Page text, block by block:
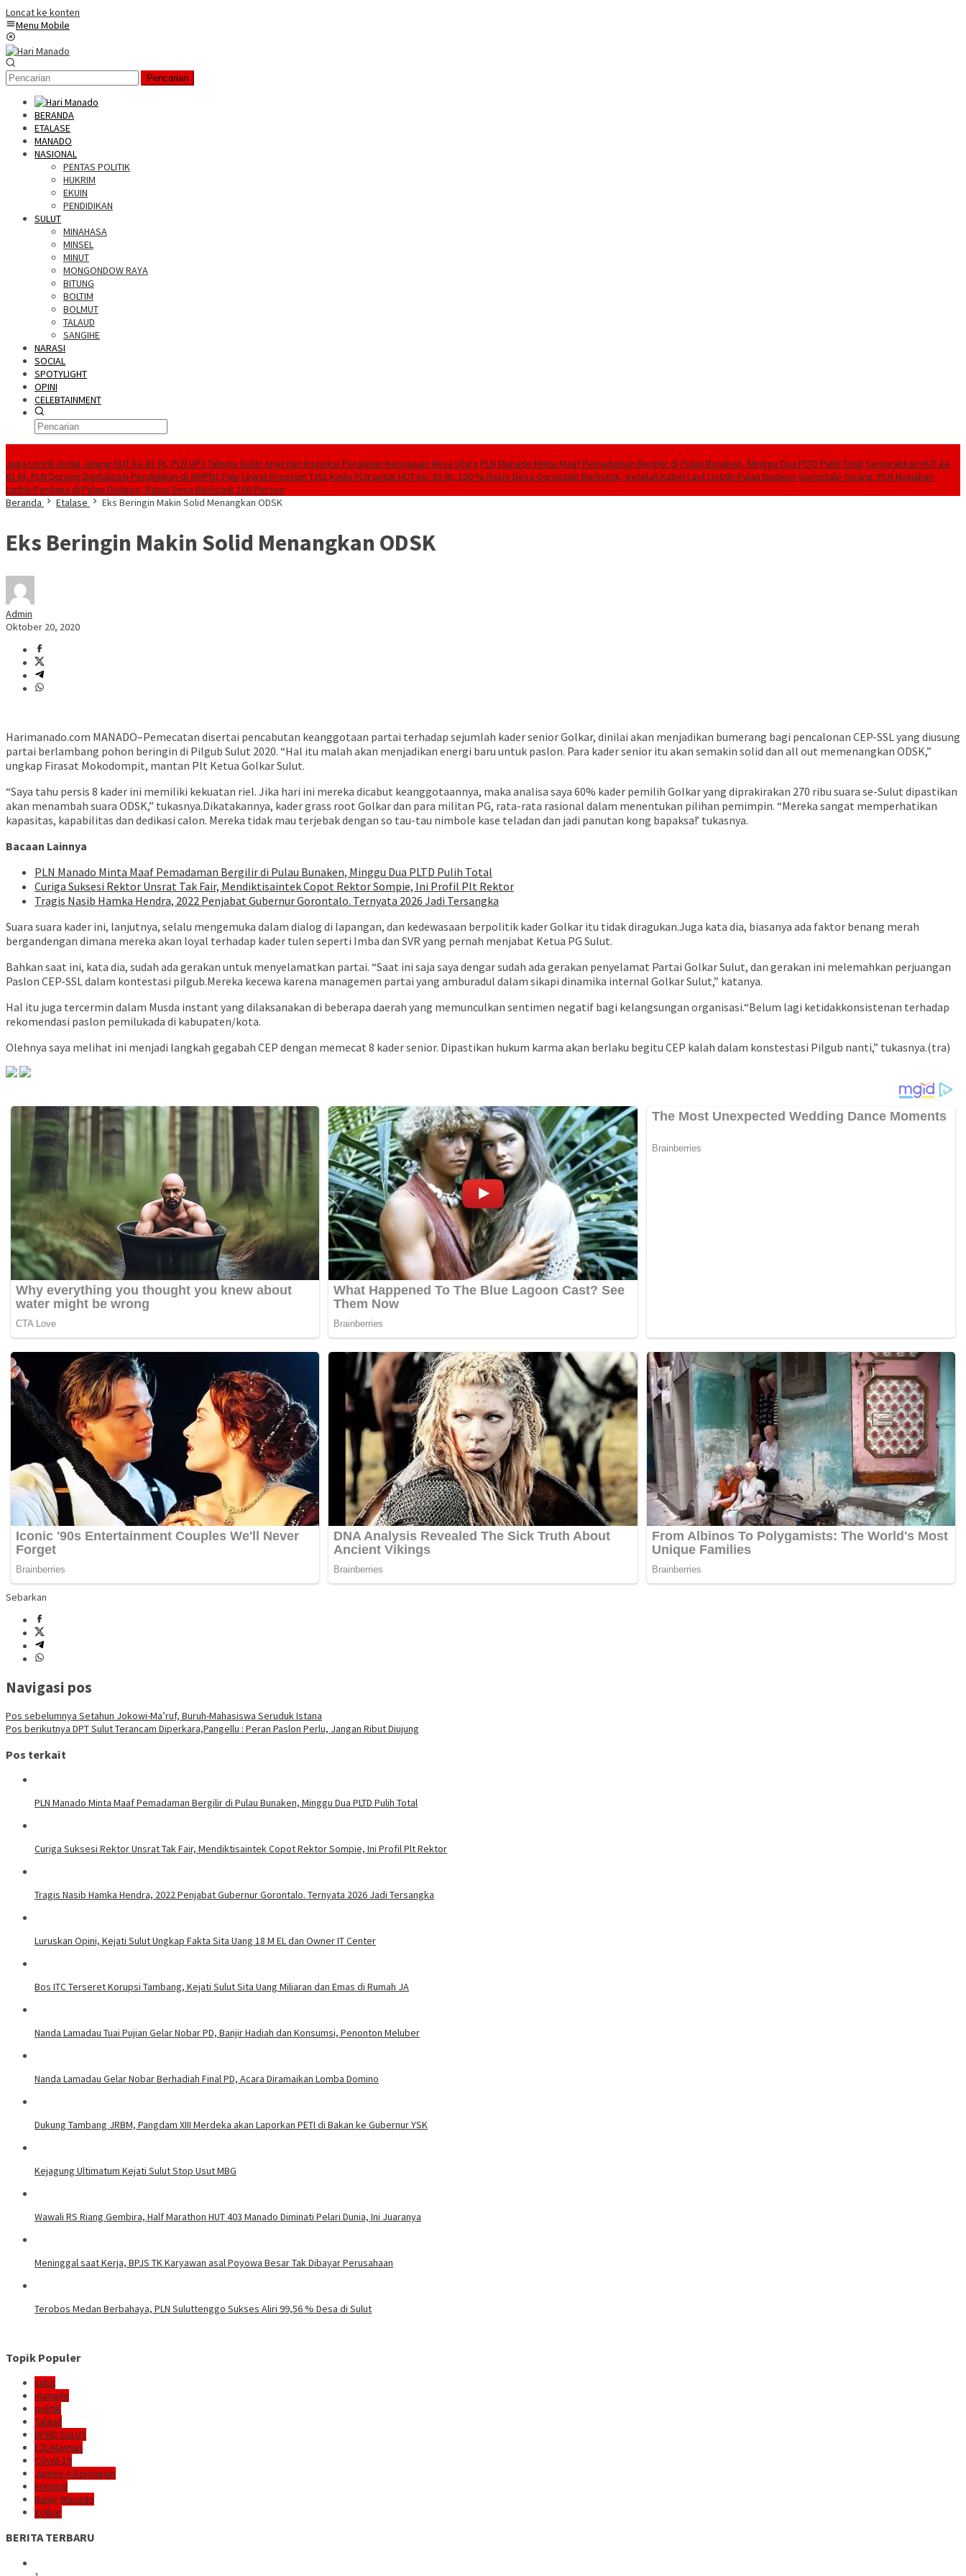
Loncat ke konten
Menu Mobile
Pencarian
BERANDA
ETALASE
MANADO
NASIONAL
PENTAS POLITIK
HUKRIM
EKUIN
PENDIDIKAN
SULUT
MINAHASA
MINSEL
MINUT
MONGONDOW RAYA
BITUNG
BOLTIM
BOLMUT
TALAUD
SANGIHE
NARASI
SOCIAL
SPOTYLIGHT
OPINI
CELEBTAINMENT
Jaga Listrik Andal Jelang HUT ke-81 RI, PLN UP3 Tahuna Gelar Apel dan Inspeksi Peralatan Kepulauan Nusa Utara PLN Manado Minta Maaf Pemadaman Bergilir di Pulau Bunaken, Minggu Dua PLTD Pulih TotalSemarakkan HUT ke
81 RI, PLN Dorong Digitalisasi Pendidikan di SMPN1 Palu Lewat Program TJSLKado PLN untuk HUT ke- 81 RI, 100 % Rasio Desa Gorontalo Berlistrik, Setelah Kabel Laut Listriki Pulau Dudepo Gorontalo Terang. PLN Nyalakan
Listrik Perdana di Pulau Dudepo, Rasio Desa Berlistrik 100 Persen
Beranda
Etalase Eks Beringin Makin Solid Menangkan ODSK
Eks Beringin Makin Solid Menangkan ODSK
Admin
Oktober 20, 2020
Harimanado.com MANADO–Pemecatan disertai pencabutan keanggotaan partai terhadap sejumlah kader senior Golkar, dinilai akan menjadikan bumerang bagi pencalonan CEP-SSL yang diusung
partai berlambang pohon beringin di Pilgub Sulut 2020. “Hal itu malah akan menjadikan energi baru untuk paslon. Para kader senior itu akan semakin solid dan all out memenangkan ODSK,”
ungkap Firasat Mokodompit, mantan Plt Ketua Golkar Sulut.
“Saya tahu persis 8 kader ini memiliki kekuatan riel. Jika hari ini mereka dicabut keanggotaannya, maka analisa saya 60% kader pemilih Golkar yang diprakirakan 270 ribu suara se-Sulut dipastikan
akan menambah suara ODSK,” tukasnya.Dikatakannya, kader grass root Golkar dan para militan PG, rata-rata rasional dalam menentukan pilihan pemimpin. “Mereka sangat memperhatikan
kapasitas, kapabilitas dan dedikasi calon. Mereka tidak mau terjebak dengan so tau-tau nimbole kase teladan dan jadi panutan kong bapaksa!’ tukasnya.
Bacaan Lainnya
PLN Manado Minta Maaf Pemadaman Bergilir di Pulau Bunaken, Minggu Dua PLTD Pulih Total
Curiga Suksesi Rektor Unsrat Tak Fair, Mendiktisaintek Copot Rektor Sompie, Ini Profil Plt Rektor
Tragis Nasib Hamka Hendra, 2022 Penjabat Gubernur Gorontalo. Ternyata 2026 Jadi Tersangka
Suara suara kader ini, lanjutnya, selalu mengemuka dalam dialog di lapangan, dan kedewasaan berpolitik kader Golkar itu tidak diragukan.Juga kata dia, biasanya ada faktor benang merah
bergandengan dimana mereka akan loyal terhadap kader tulen seperti Imba dan SVR yang pernah menjabat Ketua PG Sulut.
Bahkan saat ini, kata dia, sudah ada gerakan untuk menyelamatkan partai. “Saat ini saja saya dengar sudah ada gerakan penyelamat Partai Golkar Sulut, dan gerakan ini melemahkan perjuangan
Paslon CEP-SSL dalam kontestasi pilgub.Mereka kecewa karena managemen partai yang amburadul dalam sikapi dinamika internal Golkar Sulut,” katanya.
Hal itu juga tercermin dalam Musda instant yang dilaksanakan di beberapa daerah yang memunculkan sentimen negatif bagi kelangsungan organisasi.“Belum lagi ketidakkonsistenan terhadap
rekomendasi paslon pemilukada di kabupaten/kota.
Olehnya saya melihat ini menjadi langkah gegabah CEP dengan memecat 8 kader senior. Dipastikan hukum karma akan berlaku begitu CEP kalah dalam konstestasi Pilgub nanti,” tukasnya.(tra)
Sebarkan
Navigasi pos
Pos sebelumnya Setahun Jokowi-Ma’ruf, Buruh-Mahasiswa Seruduk Istana
Pos berikutnya DPT Sulut Terancam Diperkara,Pangellu : Peran Paslon Perlu, Jangan Ribut Diujung
Pos terkait
PLN Manado Minta Maaf Pemadaman Bergilir di Pulau Bunaken, Minggu Dua PLTD Pulih Total
Curiga Suksesi Rektor Unsrat Tak Fair, Mendiktisaintek Copot Rektor Sompie, Ini Profil Plt Rektor
Tragis Nasib Hamka Hendra, 2022 Penjabat Gubernur Gorontalo. Ternyata 2026 Jadi Tersangka
Luruskan Opini, Kejati Sulut Ungkap Fakta Sita Uang 18 M EL dan Owner IT Center
Bos ITC Terseret Korupsi Tambang, Kejati Sulut Sita Uang Miliaran dan Emas di Rumah JA
Nanda Lamadau Tuai Pujian Gelar Nobar PD, Banjir Hadiah dan Konsumsi, Penonton Meluber
Nanda Lamadau Gelar Nobar Berhadiah Final PD, Acara Diramaikan Lomba Domino
Dukung Tambang JRBM, Pangdam XIII Merdeka akan Laporkan PETI di Bakan ke Gubernur YSK
Kejagung Ultimatum Kejati Sulut Stop Usut MBG
Wawali RS Riang Gembira, Half Marathon HUT 403 Manado Diminati Pelari Dunia, Ini Juaranya
Meninggal saat Kerja, BPJS TK Karyawan asal Poyowa Besar Tak Dibayar Perusahaan
Terobos Medan Berbahaya, PLN Suluttenggo Sukses Aliri 99,56 % Desa di Sulut
Topik Populer
sulut
manado
politik
Talaud
DPRD SULUT
E2L-Mantap
Covid-19
James A Kojongian
kriminal
Banjir Manado
golkar
BERITA TERBARU